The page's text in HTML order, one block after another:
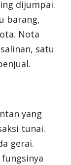
dijumpai.
barang,
Nota
satu
yang
tunai.
gerai.